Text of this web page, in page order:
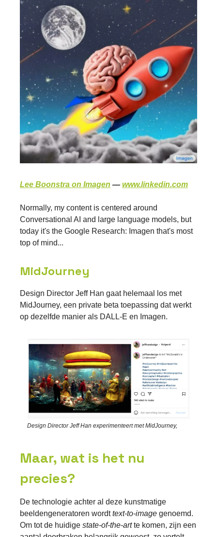
Lee Boonstra on Imagen — www.linkedin.com
Normally, my content is centered around
Conversational AI and large language models, but
today it's the Google Research: Imagen that's most
top of mind...
MidJourney
Design Director Jeff Han gaat helemaal los met
MidJourney, een private beta toepassing dat werkt
op dezelfde manier als DALL-E en Imagen.
Design Director Jeff Han experimenteert met MidJourney,
Maar, wat is het nu
precies?
De technologie achter al deze kunstmatige
beeldengeneratoren wordttext-to-image genoemd.
Om tot de huidige state-of-the-artte komen, zijn een